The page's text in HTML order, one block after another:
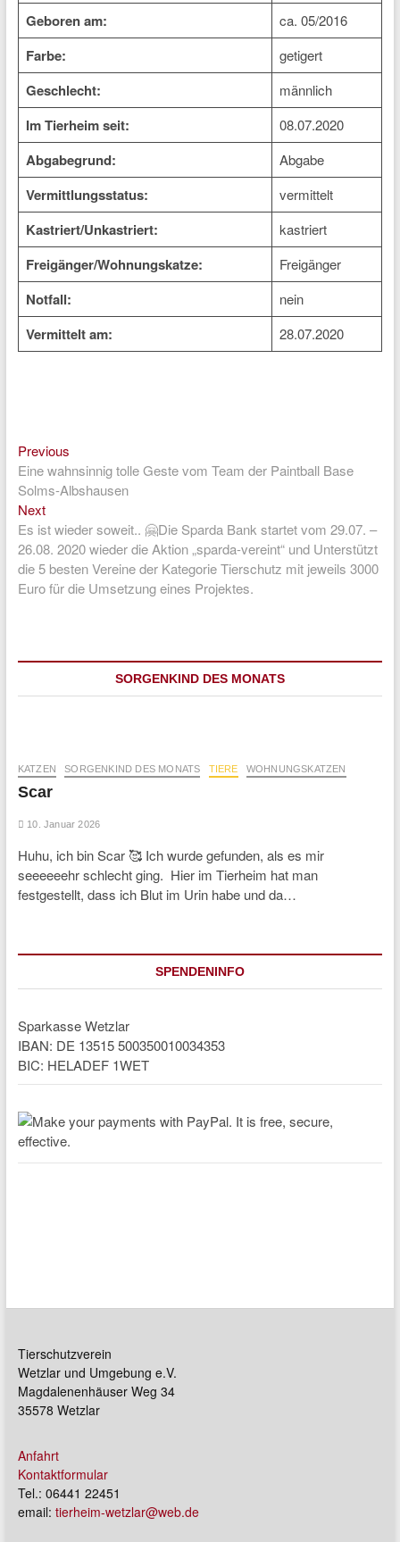
Geboren am: ca. 05/2016
Farbe: getigert
Geschlecht: männlich
Im Tierheim seit: 08.07.2020
Abgabegrund: Abgabe
Vermittlungsstatus: vermittelt
Kastriert/Unkastriert: kastriert
Freigänger/Wohnungskatze: Freigänger
Notfall: nein
Vermittelt am: 28.07.2020
Beitragsnavigation
PreviousPrevious
post:
Eine wahnsinnig tolle Geste vom Team der Paintball Base
Solms-Albshausen
NextNext
post:
Es ist wieder soweit.. 🤗Die Sparda Bank startet vom 29.07. –
26.08. 2020 wieder die Aktion „sparda-vereint“ und Unterstützt
die 5 besten Vereine der Kategorie Tierschutz mit jeweils 3000
Euro für die Umsetzung eines Projektes.
SORGENKIND DES MONATS
KATZEN SORGENKIND DES MONATS TIERE WOHNUNGSKATZEN
Scar
10. Januar 2026
Huhu, ich bin Scar 🥰 Ich wurde gefunden, als es mir
seeeeeehr schlecht ging. Hier im Tierheim hat man
festgestellt, dass ich Blut im Urin habe und da…
SPENDENINFO
Sparkasse Wetzlar
IBAN: DE 13515 500350010034353
BIC: HELADEF 1WET
Tierschutzverein
Wetzlar und Umgebung e.V.
Magdalenenhäuser Weg 34
35578 Wetzlar
Anfahrt
Kontaktformular
Tel.: 06441 22451
email: tierheim-wetzlar@web.de